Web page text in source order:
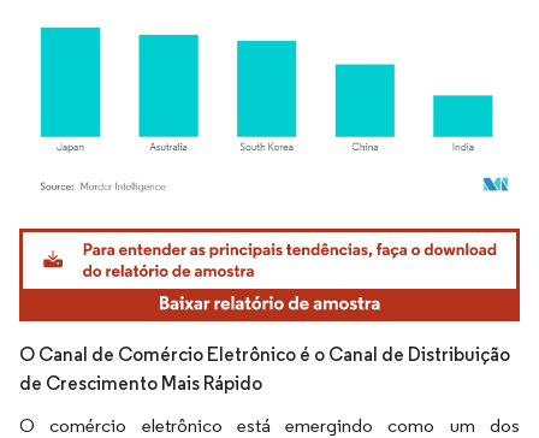
Imagem © Mordor Intelligence. O reuso requer atribuição conforme CC BY 4.0.
O Canal de Comércio Eletrônico é o Canal de Distribuição
de Crescimento Mais Rápido
O comércio eletrônico está emergindo como um dos